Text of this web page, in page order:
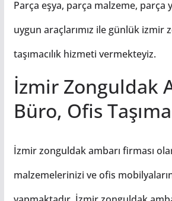
Parça eşya, parça malzeme, parça
uygun araçlarımız ile günlük izmir
taşımacılık hizmeti vermekteyiz.
İzmir Zonguldak
Büro, Ofis
İzmir zonguldak ambarı firması
malzemelerinizi ve ofis